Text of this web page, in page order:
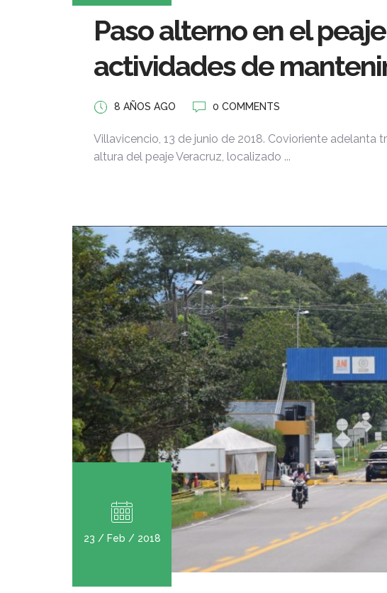
Paso alterno en el
actividades de
8 AÑOS AGO 0 COMMENTS
Villavicencio, 13 de junio de 2018. Covioriente adelanta
altura del peaje Veracruz, localizado ...
23 / Feb / 2018